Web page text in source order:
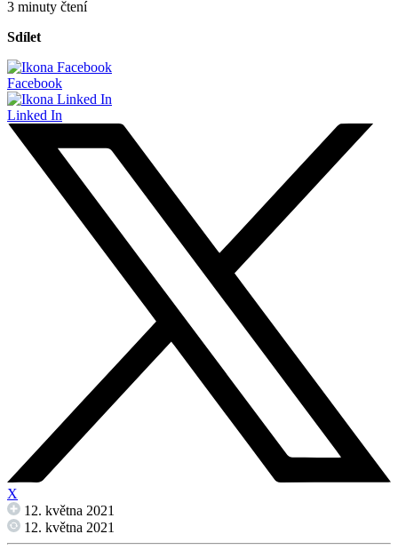
3 minuty čtení
Sdílet
Facebook
Linked In
X
12. května 2021
12. května 2021